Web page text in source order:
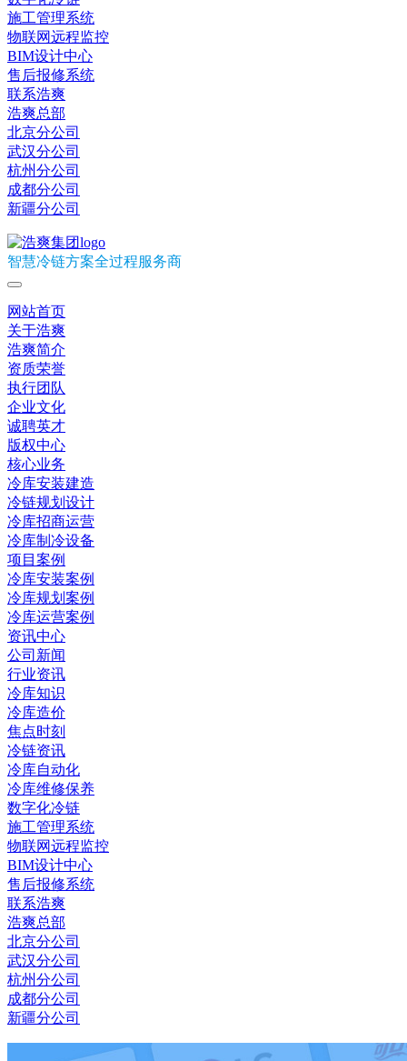
施工管理系统
物联网远程监控
BIM设计中心
售后报修系统
联系浩爽
浩爽总部
北京分公司
武汉分公司
杭州分公司
成都分公司
新疆分公司
智慧冷链方案全过程服务商
网站首页
关于浩爽
浩爽简介
资质荣誉
执行团队
企业文化
诚聘英才
版权中心
核心业务
冷库安装建造
冷链规划设计
冷库招商运营
冷库制冷设备
项目案例
冷库安装案例
冷库规划案例
冷库运营案例
资讯中心
公司新闻
行业资讯
冷库知识
冷库造价
焦点时刻
冷链资讯
冷库自动化
冷库维修保养
数字化冷链
施工管理系统
物联网远程监控
BIM设计中心
售后报修系统
联系浩爽
浩爽总部
北京分公司
武汉分公司
杭州分公司
成都分公司
新疆分公司